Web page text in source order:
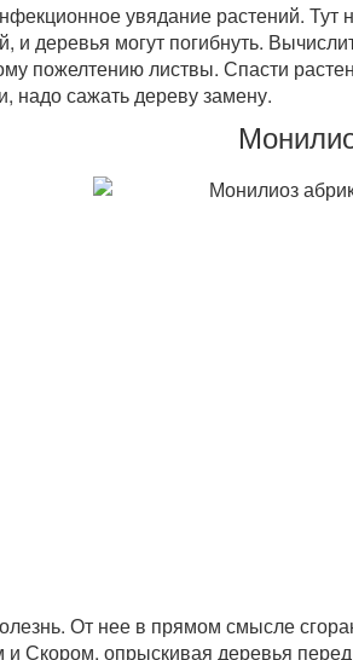
увядание растений. Тут
и деревья могут погибнуть.
пожелтению листвы. Спасти
надо сажать дереву замену.
От нее в прямом смысле
и Скором, опрыскивая деревья